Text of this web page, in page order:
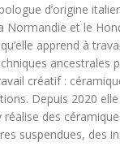
d’origine
Normandie et le
apprend à
ancestrales
créatif :
Depuis 2020
réalise des
suspendues, des